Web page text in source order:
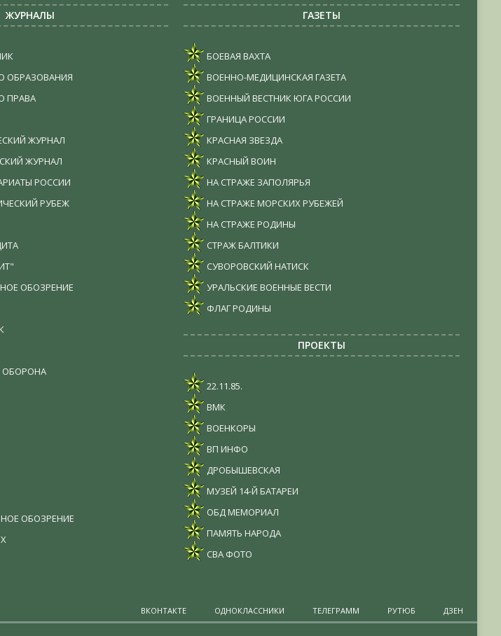
ЖУРНАЛЫ
ОБРАЗОВАНИЯ
ПРАВА
ЖУРНАЛ
ЖУРНАЛ
РОССИИ
РУБЕЖ
ОБОЗРЕНИЕ
ОБОРОНА
ОБОЗРЕНИЕ
ГАЗЕТЫ
БОЕВАЯ ВАХТА
ВОЕННО-МЕДИЦИНСКАЯ ГАЗЕТА
ВОЕННЫЙ ВЕСТНИК ЮГА РОССИИ
ГРАНИЦА РОССИИ
КРАСНАЯ ЗВЕЗДА
КРАСНЫЙ ВОИН
НА СТРАЖЕ ЗАПОЛЯРЬЯ
НА СТРАЖЕ МОРСКИХ РУБЕЖЕЙ
НА СТРАЖЕ РОДИНЫ
СТРАЖ БАЛТИКИ
СУВОРОВСКИЙ НАТИСК
УРАЛЬСКИЕ ВОЕННЫЕ ВЕСТИ
ФЛАГ РОДИНЫ
ПРОЕКТЫ
22.11.85.
ВМК
ВОЕНКОРЫ
ВП ИНФО
ДРОБЫШЕВСКАЯ
МУЗЕЙ 14-Й БАТАРЕИ
ОБД МЕМОРИАЛ
ПАМЯТЬ НАРОДА
СВА ФОТО
ВКОНТАКТЕ ОДНОКЛАССНИКИ ТЕЛЕГРАММ РУТЮБ ДЗЕН